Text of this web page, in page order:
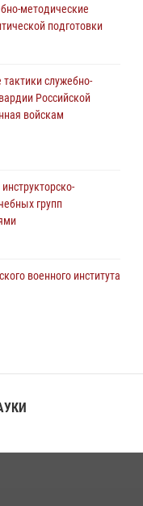
состава
приемная комиссия
и не
приняли участие в
Федерации по
методические
подготовки
служебно-
Российской
войскам
групп
военного института
Российской